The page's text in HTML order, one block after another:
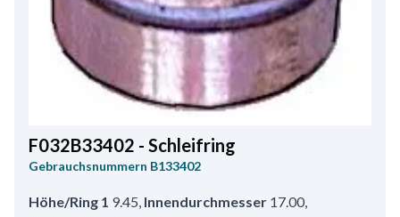
F032B33402 - Schleifring
Gebrauchsnummern B133402
Höhe/Ring 1 9.45, Innendurchmesser 17.00,